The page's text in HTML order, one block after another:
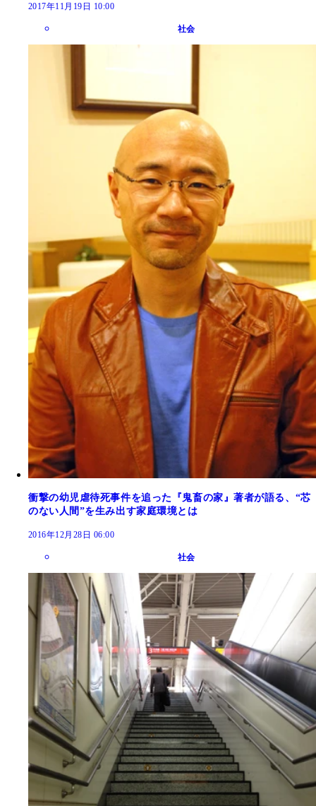
2017年11月19日 10:00
社会
衝撃の幼児虐待死事件を追った『鬼畜の家』著者が語る、“芯
のない人間”を生み出す家庭環境とは
2016年12月28日 06:00
社会